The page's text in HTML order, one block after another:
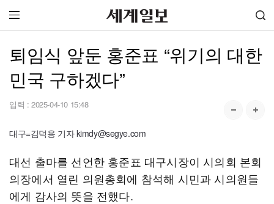
퇴임식 앞둔 홍준표 “위기의 대한
민국 구하겠다”
입력 : 2025-04-10 15:48
대구=김덕용 기자 kimdy@segye.com
대선 출마를 선언한 홍준표 대구시장이 시의회 본회
의장에서 열린 의원총회에 참석해 시민과 시의원들
에게 감사의 뜻을 전했다.